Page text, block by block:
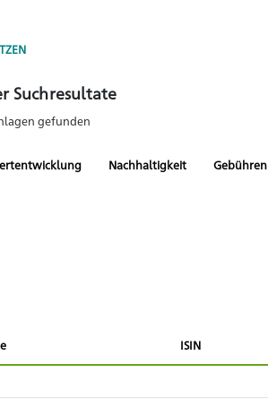
Suchresultate
gefunden
Nachhaltigkeit Gebühren
ISIN